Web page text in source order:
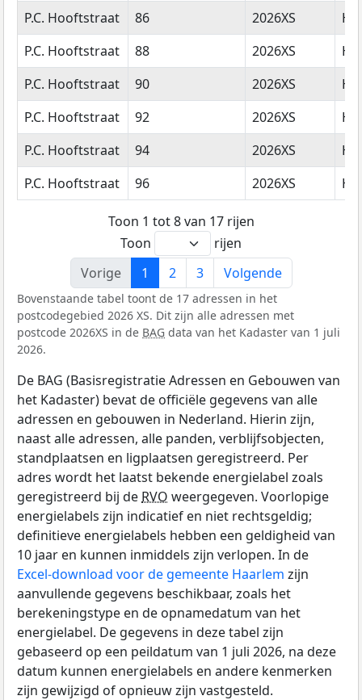
P.C. Hooftstraat
86 2026XS
P.C. Hooftstraat
88 2026XS
P.C. Hooftstraat
90 2026XS
P.C. Hooftstraat
92 2026XS
P.C. Hooftstraat
94 2026XS
P.C. Hooftstraat
96 2026XS
Toon 1 tot 8 van 17 rijen
Toon
rijen
Vorige
1 2 3 Volgende
Bovenstaande tabel toont de 17 adressen in het
postcodegebied 2026 XS. Dit zijn alle adressen met
postcode 2026XS in de BAG data van het Kadaster van 1 juli
2026.
De BAG (Basisregistratie Adressen en Gebouwen van
het Kadaster) bevat de officiële gegevens van alle
adressen en gebouwen in Nederland. Hierin zijn,
naast alle adressen, alle panden, verblijfsobjecten,
standplaatsen en ligplaatsen geregistreerd. Per
adres wordt het laatst bekende energielabel zoals
geregistreerd bij de RVO weergegeven. Voorlopige
energielabels zijn indicatief en niet rechtsgeldig;
definitieve energielabels hebben een geldigheid van
10 jaar en kunnen inmiddels zijn verlopen. In de
Excel-download voor de gemeente Haarlem zijn
aanvullende gegevens beschikbaar, zoals het
berekeningstype en de opnamedatum van het
energielabel. De gegevens in deze tabel zijn
gebaseerd op een peildatum van 1 juli 2026, na deze
datum kunnen energielabels en andere kenmerken
zijn gewijzigd of opnieuw zijn vastgesteld.